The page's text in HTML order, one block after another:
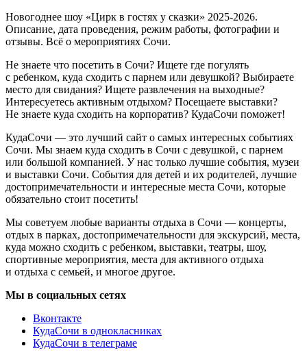
Новогоднее шоу «Цирк в гостях у сказки» 2025-2026.
Описание, дата проведения, режим работы, фотографии и
отзывы. Всё о мероприятиях Сочи.
Не знаете что посетить в Сочи? Ищете где погулять
с ребенком, куда сходить с парнем или девушкой? Выбираете
место для свидания? Ищете развлечения на выходные?
Интересуетесь активным отдыхом? Посещаете выставки?
Не знаете куда сходить на корпоратив? КудаСочи поможет!
КудаСочи — это лучший сайт о самых интересных событиях
Сочи. Мы знаем куда сходить в Сочи с девушкой, с парнем
или большой компанией. У нас только лучшие события, музеи
и выставки Сочи. События для детей и их родителей, лучшие
достопримечательности и интересные места Сочи, которые
обязательно стоит посетить!
Мы советуем любые варианты отдыха в Сочи — концерты,
отдых в парках, достопримечательности для экскурсий, места,
куда можно сходить с ребенком, выставки, театры, шоу,
спортивные мероприятия, места для активного отдыха
и отдыха с семьей, и многое другое.
Мы в социальных сетях
Вконтакте
КудаСочи в однокласниках
КудаСочи в телеграме